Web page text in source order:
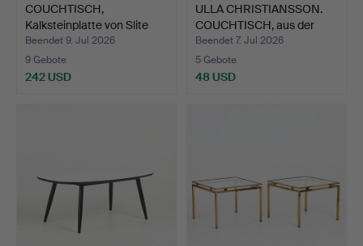
COUCHTISCH,
Kalksteinplatte von Slite
Sten…
Beendet 9. Jul 2026
9 Gebote
242 USD
ULLA CHRISTIANSSON.
COUCHTISCH, aus der
Se…
Beendet 7. Jul 2026
5 Gebote
48 USD